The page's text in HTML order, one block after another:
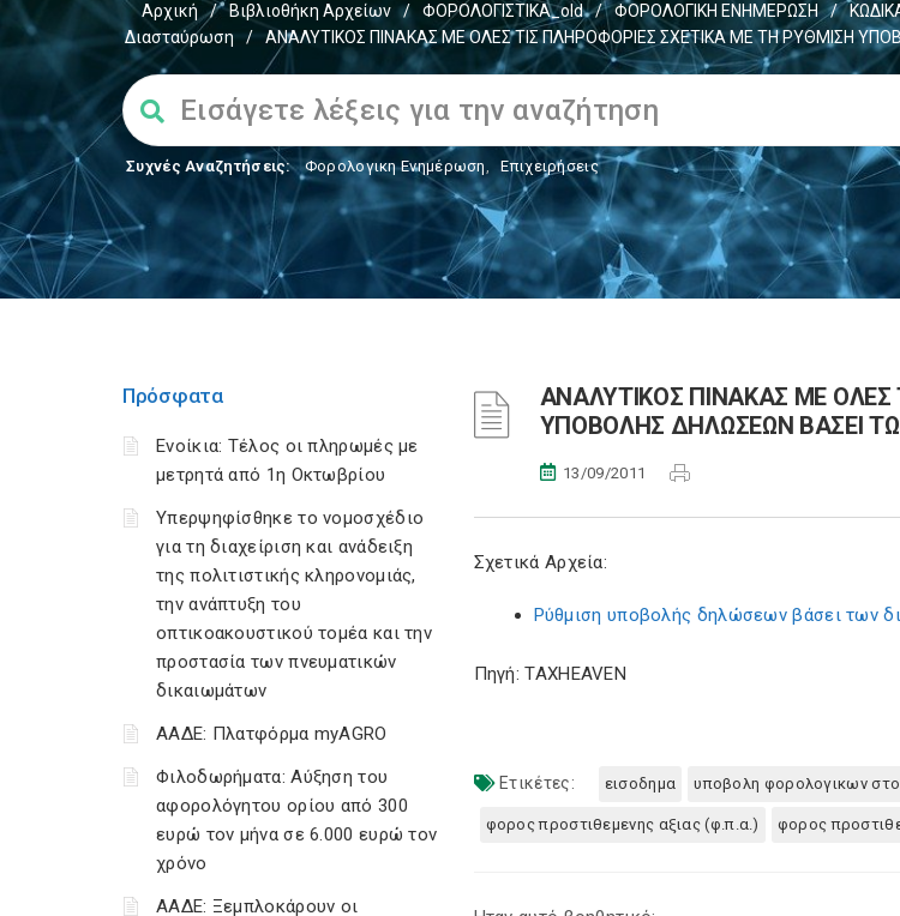
Αρχική / Βιβλιοθήκη Αρχείων / ΦΟΡΟΛΟΓΙΣΤΙΚΑ_old / ΦΟΡΟΛΟΓΙΚΗ ΕΝΗΜΕΡΩΣΗ /
Διασταύρωση
/ ΑΝΑΛΥΤΙΚΟΣ ΠΙΝΑΚΑΣ ΜΕ ΟΛΕΣ ΤΙΣ ΠΛΗΡΟΦΟΡΙΕΣ ΣΧΕΤΙΚΑ ΜΕ ΤΗ ΡΥΘΜΙΣΗ
Συχνές Αναζητήσεις: Φορολογικη Ενημέρωση, Επιχειρήσεις
Πρόσφατα
Ενοίκια: Τέλος οι πληρωμές με
μετρητά από 1η Οκτωβρίου
Υπερψηφίσθηκε το νομοσχέδιο
για τη διαχείριση και ανάδειξη
της πολιτιστικής κληρονομιάς,
την ανάπτυξη του
οπτικοακουστικού τομέα και την
προστασία των πνευματικών
δικαιωμάτων
ΑΑΔΕ: Πλατφόρμα myAGRO
Φιλοδωρήματα: Αύξηση του
αφορολόγητου ορίου από 300
ευρώ τον μήνα σε 6.000 ευρώ τον
χρόνο
ΑΑΔΕ: Ξεμπλοκάρουν οι
ΑΝΑΛΥΤΙΚΟΣ ΠΙΝΑΚΑΣ ΜΕ
ΥΠΟΒΟΛΗΣ ΔΗΛΩΣΕΩΝ ΒΑΣΕΙ
13/09/2011
Σχετικά Αρχεία:
Ρύθμιση υποβολής δηλώσεων βάσει των
Πηγή: TAXHEAVEN
Ετικέτες: εισοδημα υποβολη φορολογικων
φορος προστιθεμενης αξιας (φ.π.α.) φορος